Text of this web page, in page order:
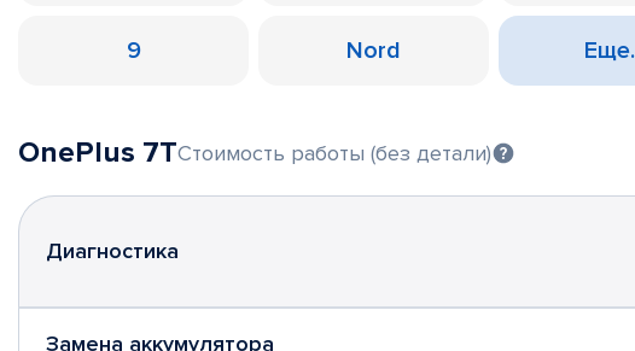
9 Nord
OnePlus 7TСтоимость работы (без детали)
Диагностика
Замена аккумулятора